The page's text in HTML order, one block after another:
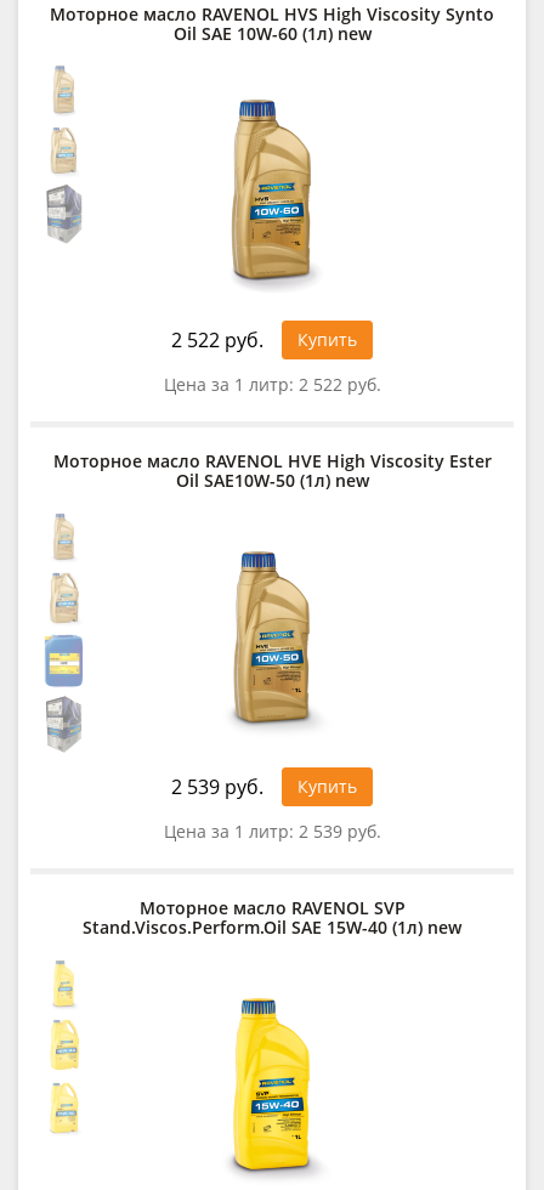
Моторное масло RAVENOL HVS High Viscosity Synto
Oil SAE 10W-60 (1л) new
2 522 руб.
Купить
Цена за 1 литр: 2 522 руб.
Моторное масло RAVENOL HVE High Viscosity Ester
Oil SAE10W-50 (1л) new
2 539 руб.
Купить
Цена за 1 литр: 2 539 руб.
Моторное масло RAVENOL SVP
Stand.Viscos.Perform.Oil SAE 15W-40 (1л) new